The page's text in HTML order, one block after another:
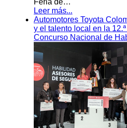
Feria de…
Leer más...
Automotores Toyota
y el talento local en la
Concurso Nacional de